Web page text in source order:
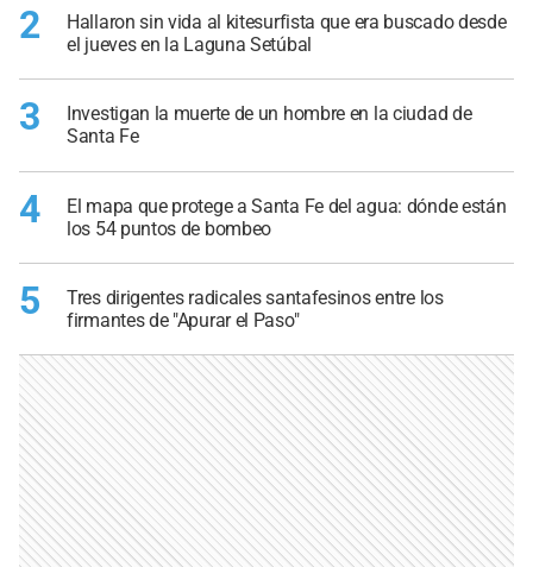
2
Hallaron sin vida al kitesurfista que era buscado desde
el jueves en la Laguna Setúbal
3
Investigan la muerte de un hombre en la ciudad de
Santa Fe
4
El mapa que protege a Santa Fe del agua: dónde están
los 54 puntos de bombeo
5
Tres dirigentes radicales santafesinos entre los
firmantes de "Apurar el Paso"